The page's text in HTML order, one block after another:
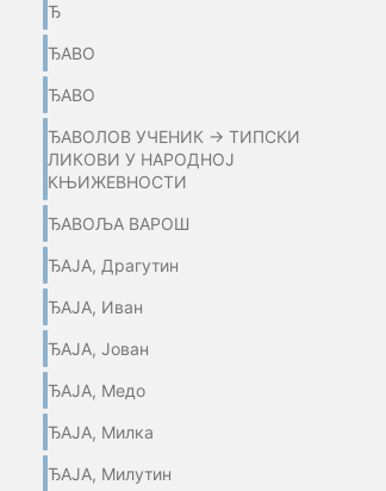
Ђ
ЂАВО
ЂАВО
ЂАВОЛОВ УЧЕНИК → ТИПСКИ
ЛИКОВИ У НАРОДНОЈ
КЊИЖЕВНОСТИ
ЂАВОЉА ВАРОШ
ЂАЈА, Драгутин
ЂАЈА, Иван
ЂАЈА, Јован
ЂАЈА, Медо
ЂАЈА, Милка
ЂАЈА, Милутин